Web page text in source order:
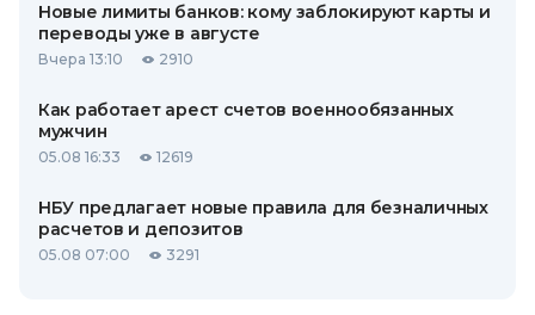
Новые лимиты банков: кому заблокируют карты и
переводы уже в августе
Вчера 13:10 2910
Как работает арест счетов военнообязанных
мужчин
05.08 16:33 12619
НБУ предлагает новые правила для безналичных
расчетов и депозитов
05.08 07:00 3291